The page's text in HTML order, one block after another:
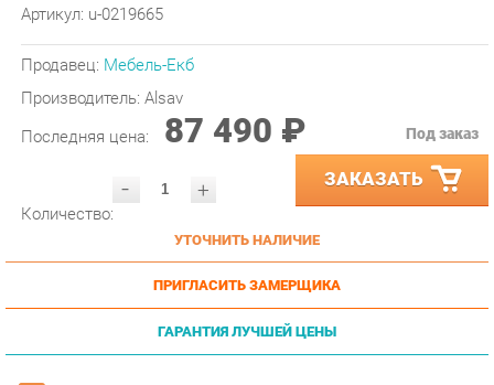
Производитель:Alsav
Последняя цена:
87 490 ₽
- ЗАКАЗАТЬ
УТОЧНИТЬ НАЛИЧИЕ
ПРИГЛАСИТЬ ЗАМЕРЩИКА
ГАРАНТИЯ ЛУЧШЕЙ ЦЕНЫ
Доставкапог. Екатеринбурги до ТК -бесплатна.